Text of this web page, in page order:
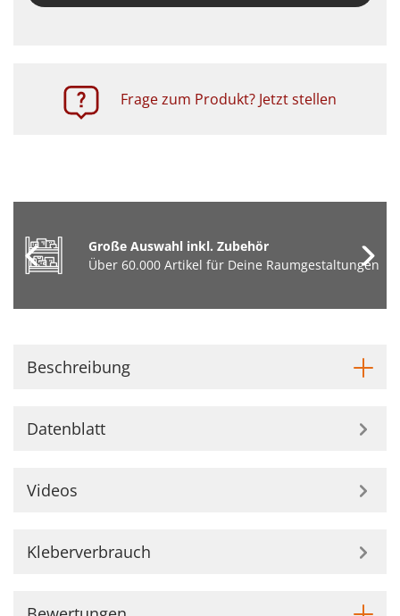
Frage zum Produkt? Jetzt stellen
Große Auswahl inkl. Zubehör
Über 60.000 Artikel für Deine Raumgestaltungen
Beschreibung
Datenblatt
Videos
Kleberverbrauch